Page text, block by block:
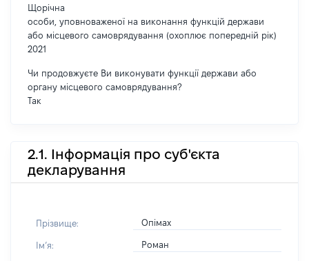
Щорічна
особи, уповноваженої на виконання функцій держави
або місцевого самоврядування (охоплює попередній рік)
2021
Чи продовжуєте Ви виконувати функції держави або
органу місцевого самоврядування?
Так
2.1. Інформація про суб'єкта
декларування
Прізвище: Опімах
Імʼя: Роман